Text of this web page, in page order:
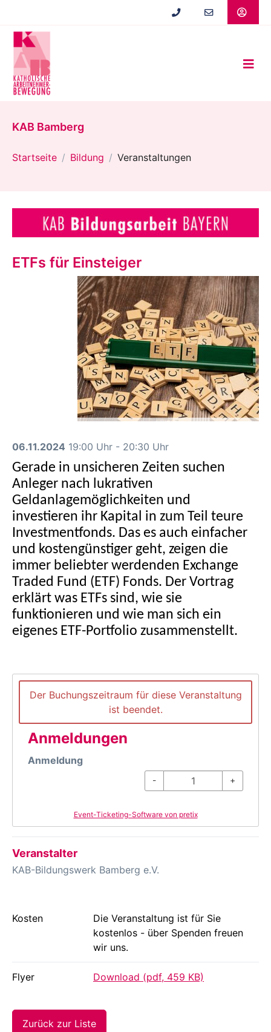
springen
KAB Bamberg
Startseite Bildung Veranstaltungen
ETFs für Einsteiger
06.11.2024 19:00 Uhr - 20:30 Uhr
Gerade in unsicheren Zeiten suchen
Anleger nach lukrativen
Geldanlagemöglichkeiten und
investieren ihr Kapital in zum Teil teure
Investmentfonds. Das es auch einfacher
und kostengünstiger geht, zeigen die
immer beliebter werdenden Exchange
Traded Fund (ETF) Fonds. Der Vortrag
erklärt was ETFs sind, wie sie
funktionieren und wie man sich ein
eigenes ETF-Portfolio zusammenstellt.
Der Buchungszeitraum für diese Veranstaltung
ist beendet.
Anmeldungen
Anmeldung
- +
Event-Ticketing-Software von pretix
Veranstalter
KAB-Bildungswerk Bamberg e.V.
Kosten
Die Veranstaltung ist für Sie
kostenlos - über Spenden freuen
wir uns.
Flyer Download (pdf, 459 KB)
Zurück zur Liste